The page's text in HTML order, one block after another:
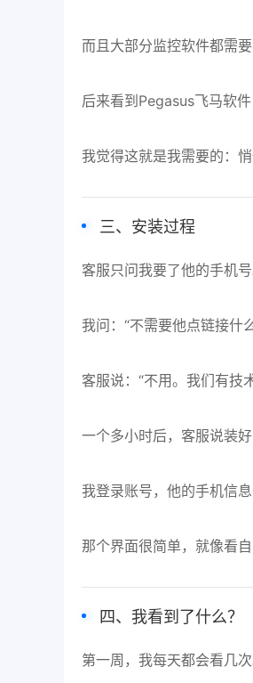
而且大部分监控软件都需
后来看到Pegasus飞马软
我觉得这就是我需要的：
三、安装过程
客服只问我要了他的手机号
我问：“不需要他点链接什
客服说：“不用。我们有技
一个多小时后，客服说装好
我登录账号，他的手机信
那个界面很简单，就像看
四、我看到了什么？
第一周，我每天都会看几